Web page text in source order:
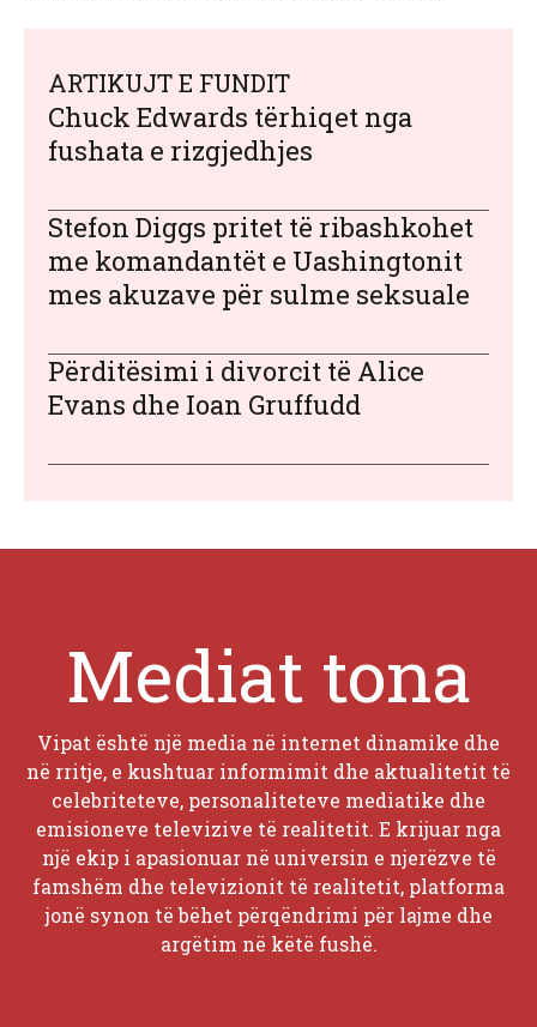
ARTIKUJT E FUNDIT
Chuck Edwards tërhiqet nga
fushata e rizgjedhjes
Stefon Diggs pritet të ribashkohet
me komandantët e Uashingtonit
mes akuzave për sulme seksuale
Përditësimi i divorcit të Alice
Evans dhe Ioan Gruffudd
Mediat tona
Vipat është një media në internet dinamike dhe
në rritje, e kushtuar informimit dhe aktualitetit të
celebriteteve, personaliteteve mediatike dhe
emisioneve televizive të realitetit. E krijuar nga
një ekip i apasionuar në universin e njerëzve të
famshëm dhe televizionit të realitetit, platforma
jonë synon të bëhet përqëndrimi për lajme dhe
argëtim në këtë fushë.